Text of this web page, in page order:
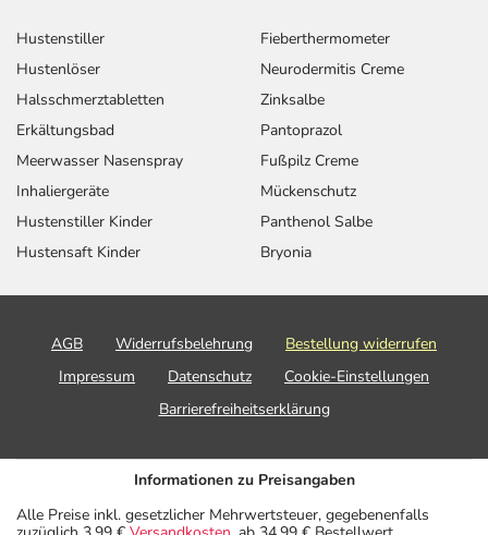
Hustenstiller
Hustenlöser
Halsschmerztabletten
Erkältungsbad
Meerwasser Nasenspray
Inhaliergeräte
Hustenstiller Kinder
Hustensaft Kinder
Fieberthermometer
Neurodermitis Creme
Zinksalbe
Pantoprazol
Fußpilz Creme
Mückenschutz
Panthenol Salbe
Bryonia
AGB Widerrufsbelehrung
Bestellung widerrufen
Impressum
Datenschutz
Cookie-Einstellungen
Barrierefreiheitserklärung
Informationen zu Preisangaben
Alle Preise inkl. gesetzlicher Mehrwertsteuer, gegebenenfalls